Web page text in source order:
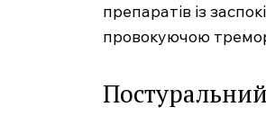
препаратів із
провокуючою тремор